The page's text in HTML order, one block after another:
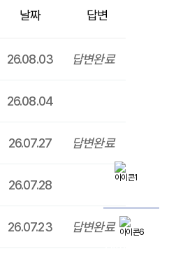
날짜 답변
26.08.03 답변완료
26.08.04
26.07.27 답변완료
26.07.28
26.07.23 답변완료